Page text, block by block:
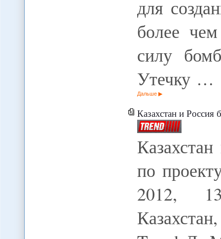
для
более
силу
Утечку …
Дальше
Казахстан и Россия
по
2012,